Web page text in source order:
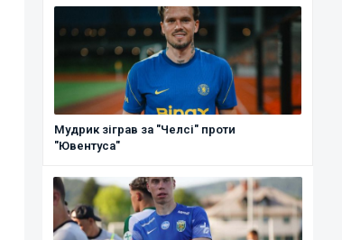
Мудрик зіграв за "Челсі" проти
"Ювентуса"